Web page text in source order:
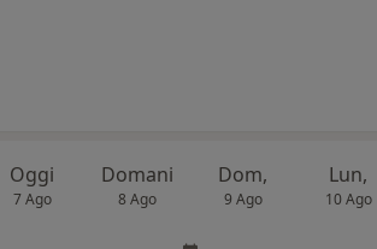
Oggi
7 Ago
Domani
8 Ago
Dom,
9 Ago
Lun,
10 Ago